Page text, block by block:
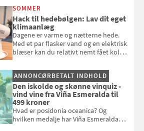
opmærksom, når du smider
badebassinet eller et badedyr ud
SOMMER
Hack til hedebølgen: Lav dit eget
klimaanlæg
Dagene er varme og nætterne hede.
Med et par flasker vand og en elektrisk
blæser kan du relativt nemt fået koldt
og se, hvordan du gør
ANNONCØRBETALT INDHOLD
Den iskolde og skønne vinquiz -
vind vine fra Viña Esmeralda til
499 kroner
Hvad er posidonia oceanica? Og
hvilken medalje har Viña Esmeralda